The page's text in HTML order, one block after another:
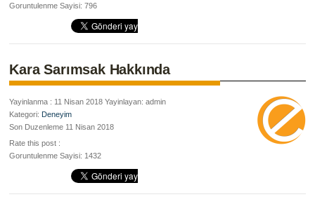
Goruntulenme Sayisi: 796
Kara Sarımsak Hakkında
Yayinlanma : 11 Nisan 2018 Yayinlayan: admin
Kategori: Deneyim
Son Duzenleme 11 Nisan 2018
Rate this post :
Goruntulenme Sayisi: 1432